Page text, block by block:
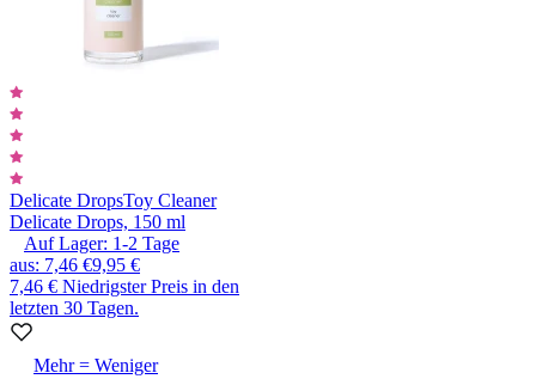
Delicate DropsToy Cleaner
Delicate Drops, 150 ml
Auf Lager: 1-2 Tage
aus: 7,46 €9,95 €
7,46 € Niedrigster Preis in den
letzten 30 Tagen.
Mehr = Weniger